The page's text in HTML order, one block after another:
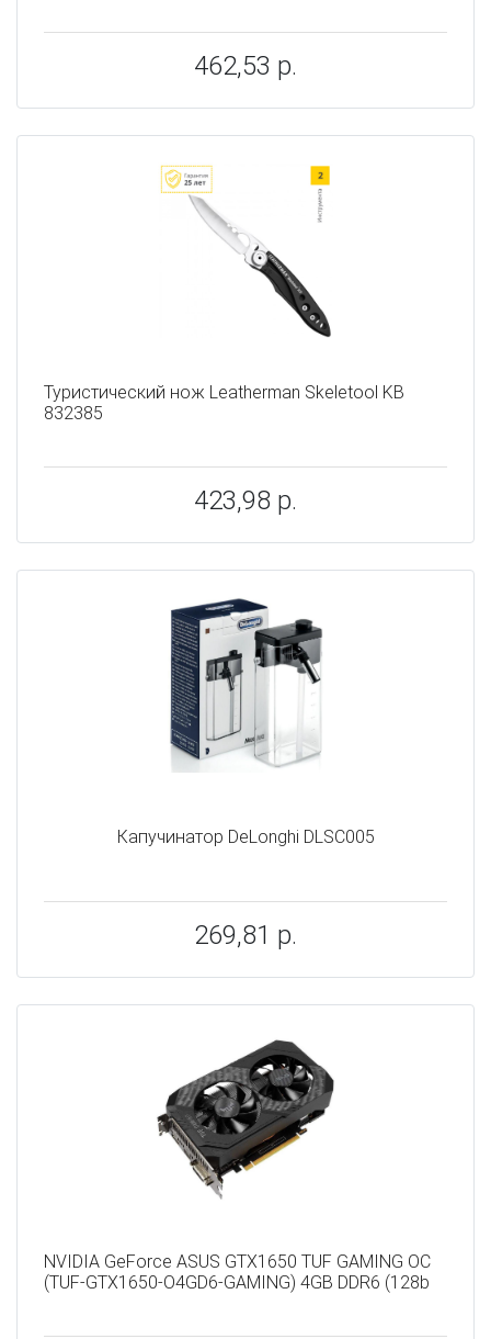
462,53 р.
Туристический нож Leatherman Skeletool KB
832385
423,98 р.
Капучинатор DeLonghi DLSC005
269,81 р.
NVIDIA GeForce ASUS GTX1650 TUF GAMING OC
(TUF-GTX1650-O4GD6-GAMING) 4GB DDR6 (128b